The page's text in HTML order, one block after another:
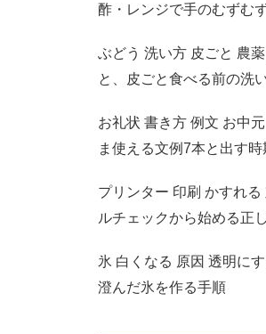
酢・レンジで手のむずむ
ぶどう 洗い方 皮ごと 農
と、皮ごと食べる前の洗
お礼状 書き方 例文 お中
ま使える文例7本と出す
プリンター 印刷 かすれ
ルチェックから始める正
氷 白くなる 原因 透明に
澄んだ氷を作る手順